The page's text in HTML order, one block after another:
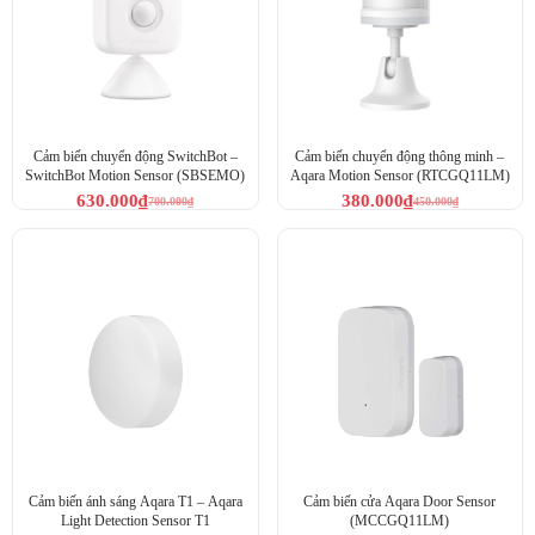
Cảm biến rò rỉ nước Aqara điều khiển thông minh
Cảm biến chuyển động SwitchBot –
SwitchBot Motion Sensor (SBSEMO)
700.000₫
630.000₫
Cảm biến chuyển động thông minh –
Aqara Motion Sensor (RTCGQ11LM)
450.000₫
380.000₫
Cảm biến ánh sáng Aqara T1 – Aqara
Light Detection Sensor T1
Cảm biến cửa Aqara Door Sensor
(MCCGQ11LM)